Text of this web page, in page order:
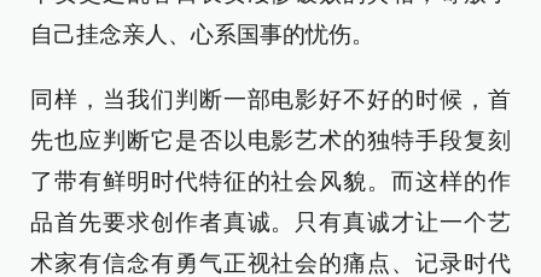
自己挂念亲人、心系国事的忧伤。
同样，当我们判断一部电影好不好的时候，首
先也应判断它是否以电影艺术的独特手段复刻
了带有鲜明时代特征的社会风貌。而这样的作
品首先要求创作者真诚。只有真诚才让一个艺
术家有信念有勇气正视社会的痛点、记录时代